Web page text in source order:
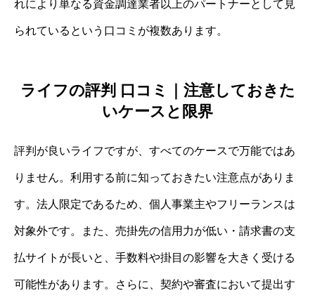
れにより単なる資金調達業者以上のパートナーとして見
られているという口コミが複数あります。
ライフの評判 口コミ｜注意しておきた
いケースと限界
評判が良いライフですが、すべてのケースで万能ではあ
りません。利用する前に知っておきたい注意点がありま
す。法人限定であるため、個人事業主やフリーランスは
対象外です。また、売掛先の信用力が低い・請求書の支
払サイトが長いと、手数料や掛目の影響を大きく受ける
可能性があります。さらに、契約や審査において提出す